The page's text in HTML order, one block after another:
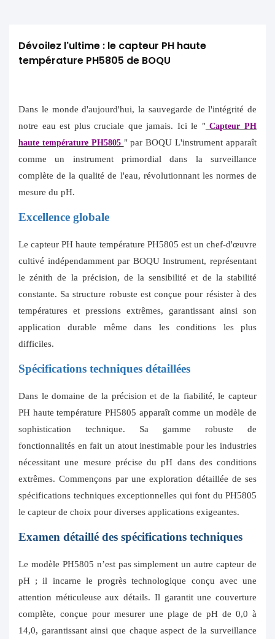
Dévoilez l'ultime : le capteur PH haute
température PH5805 de BOQU
Dans le monde d'aujourd'hui, la sauvegarde de l'intégrité de
notre eau est plus cruciale que jamais. Ici le "Capteur PH
haute température PH5805 " par BOQU L'instrument apparaît
comme un instrument primordial dans la surveillance
complète de la qualité de l'eau, révolutionnant les normes de
mesure du pH.
Excellence globale
Le capteur PH haute température PH5805 est un chef-d'œuvre
cultivé indépendamment par BOQU Instrument, représentant
le zénith de la précision, de la sensibilité et de la stabilité
constante. Sa structure robuste est conçue pour résister à des
températures et pressions extrêmes, garantissant ainsi son
application durable même dans les conditions les plus
difficiles.
Spécifications techniques détaillées
Dans le domaine de la précision et de la fiabilité, le capteur
PH haute température PH5805 apparaît comme un modèle de
sophistication technique. Sa gamme robuste de
fonctionnalités en fait un atout inestimable pour les industries
nécessitant une mesure précise du pH dans des conditions
extrêmes. Commençons par une exploration détaillée de ses
spécifications techniques exceptionnelles qui font du PH5805
le capteur de choix pour diverses applications exigeantes.
Examen détaillé des spécifications techniques
Le modèle PH5805 n’est pas simplement un autre capteur de
pH ; il incarne le progrès technologique conçu avec une
attention méticuleuse aux détails. Il garantit une couverture
complète, conçue pour mesurer une plage de pH de 0,0 à
14,0, garantissant ainsi que chaque aspect de la surveillance